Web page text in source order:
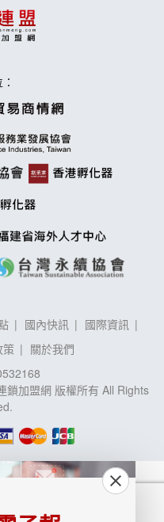
國內快訊
國際資訊
策
關於我們
加盟網 版權所有 All Rights